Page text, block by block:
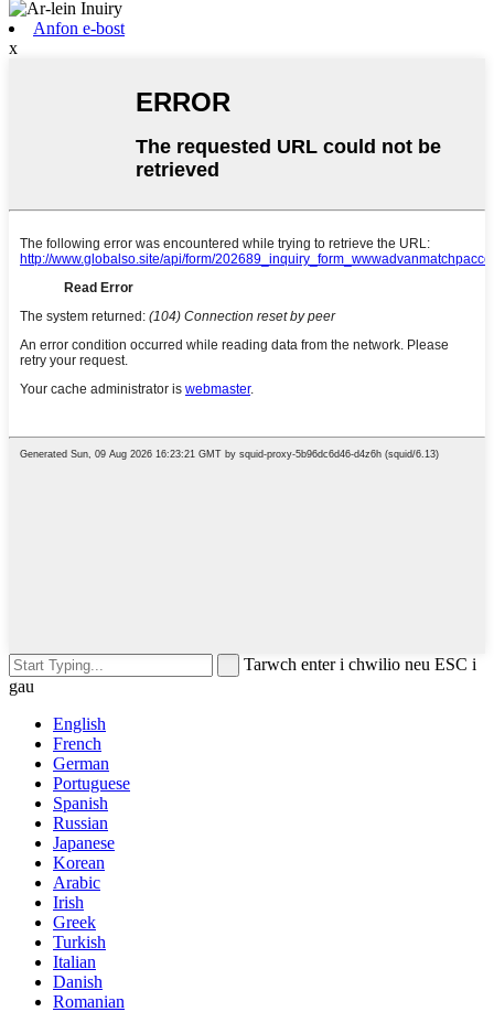
Anfon e-bost
x
Tarwch enter i chwilio neu ESC i
gau
English
French
German
Portuguese
Spanish
Russian
Japanese
Korean
Arabic
Irish
Greek
Turkish
Italian
Danish
Romanian